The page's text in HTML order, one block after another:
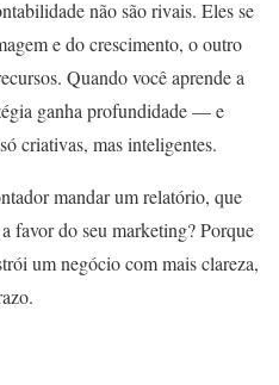
não são rivais. Eles se
e do crescimento, o outro
Quando você aprende a
ganha profundidade — e
criativas, mas inteligentes.
mandar um relatório, que
favor do seu marketing? Porque
um negócio com mais clareza,